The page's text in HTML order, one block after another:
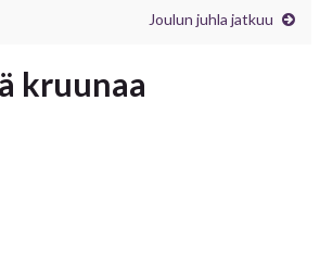
Joulun juhla jatkuu
kruunaa